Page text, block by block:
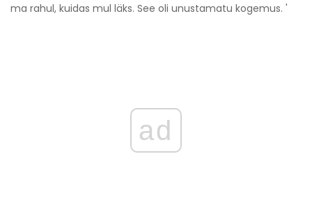
ma rahul, kuidas mul läks. See oli unustamatu kogemus. '
ad